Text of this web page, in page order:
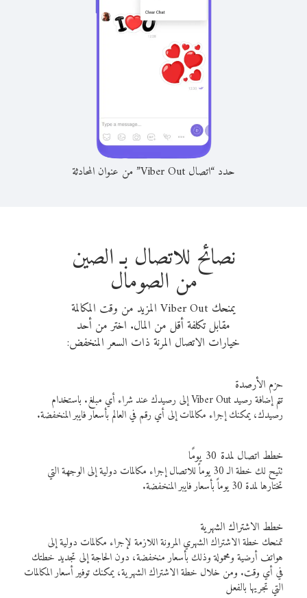
حدد “اتصال Viber Out” من عنوان المحادثة
نصائح للاتصال بـ الصين
من الصومال
يمنحك Viber Out المزيد من وقت المكالمة
مقابل تكلفة أقل من المال. اختر من أحد
خيارات الاتصال المرنة ذات السعر المنخفض:
حزم الأرصدة
تتم إضافة رصيد Viber Out إلى رصيدك عند شراء أي مبلغ. باستخدام
رصيدك، يمكنك إجراء مكالمات إلى أي رقم في العالم بأسعار فايبر المنخفضة.
خطط اتصال لمدة 30 يومًا
تتيح لك خطة الـ 30 يوماً للاتصال إجراء مكالمات دولية إلى الوجهة التي
تختارها لمدة 30 يوماً بأسعار فايبر المنخفضة.
خطط الاشتراك الشهرية
تمنحك خطة الاشتراك الشهري المرونة اللازمة لإجراء مكالمات دولية إلى
هواتف أرضية ومحمولة وذلك بأسعار منخفضة، دون الحاجة إلى تجديد خطتك
في أي وقت. ومن خلال خطة الاشتراك الشهرية، يمكنك توفير أسعار المكالمات
التي تجريها بالفعل